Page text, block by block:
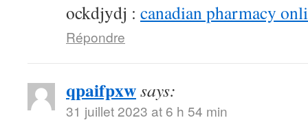
ockdjydj : canadian pharmacy
Répondre
qpaifpxwsays:
31 juillet 2023 at 6 h 54 min